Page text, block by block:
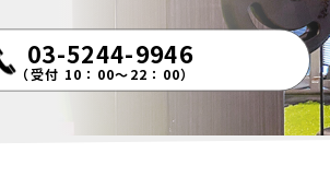
03-5244-9946
（受付 10：00～22：00）